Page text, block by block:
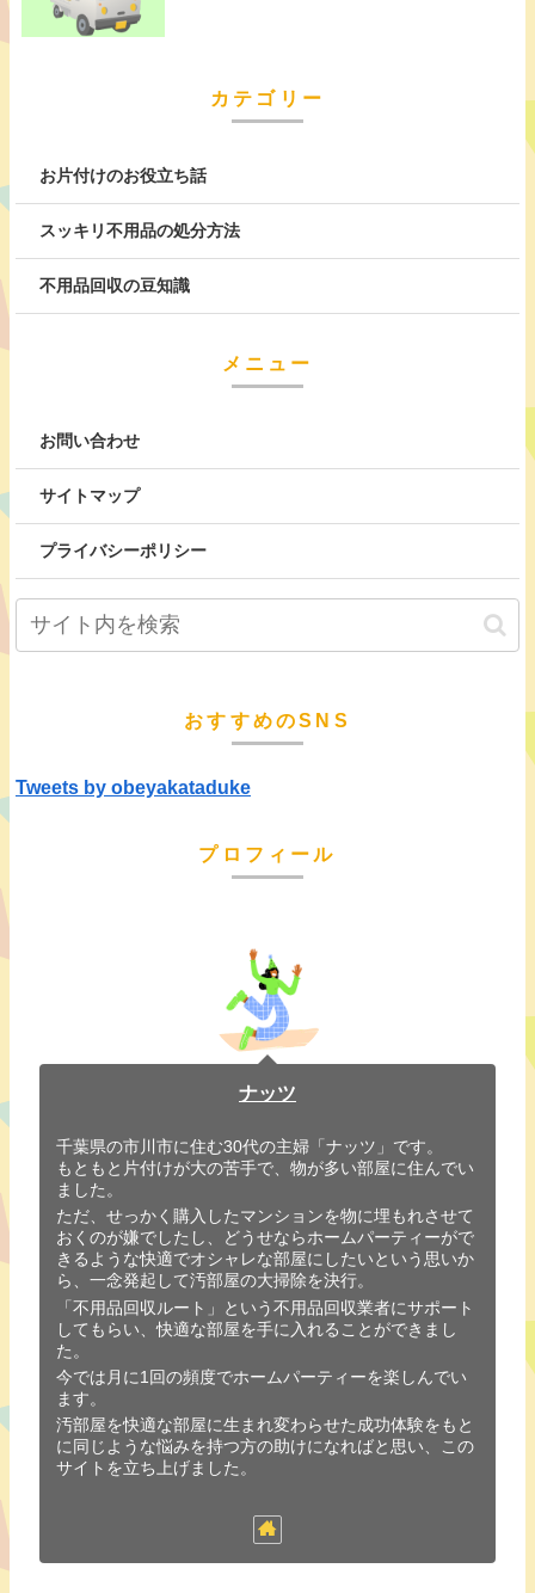
カテゴリー
お片付けのお役立ち話
スッキリ不用品の処分方法
不用品回収の豆知識
メニュー
お問い合わせ
サイトマップ
プライバシーポリシー
おすすめのSNS
Tweets by obeyakataduke
プロフィール
ナッツ
千葉県の市川市に住む30代の主婦「ナッツ」です。
もともと片付けが大の苦手で、物が多い部屋に住んでい
ました。
ただ、せっかく購入したマンションを物に埋もれさせて
おくのが嫌でしたし、どうせならホームパーティーがで
きるような快適でオシャレな部屋にしたいという思いか
ら、一念発起して汚部屋の大掃除を決行。
「不用品回収ルート」という不用品回収業者にサポート
してもらい、快適な部屋を手に入れることができまし
た。
今では月に1回の頻度でホームパーティーを楽しんでい
ます。
汚部屋を快適な部屋に生まれ変わらせた成功体験をもと
に同じような悩みを持つ方の助けになればと思い、この
サイトを立ち上げました。